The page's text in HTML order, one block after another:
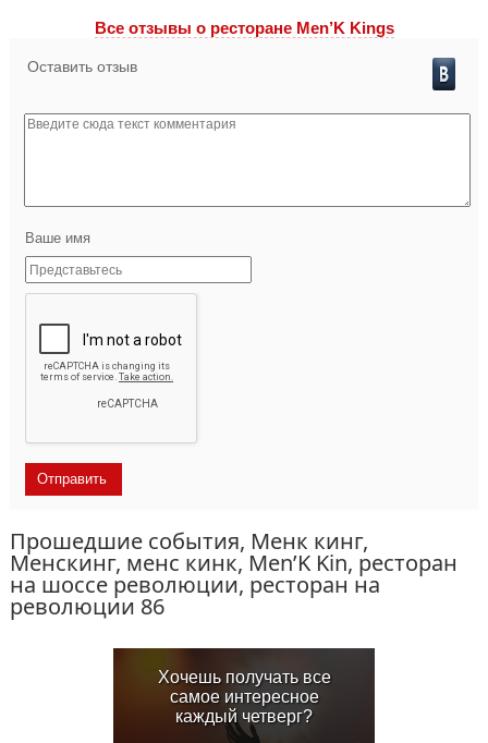
Все отзывы o ресторане Men’K Kings
Оставить отзыв
Ваше имя
Прошедшие события, Менк кинг,
Менскинг, менс кинк, Men’K Kin, ресторан
на шоссе революции, ресторан на
революции 86
Хочешь получать все
самое интересное
каждый четверг?